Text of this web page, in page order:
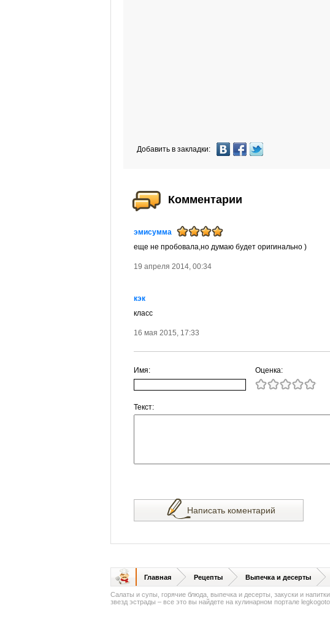
Добавить в закладки:
Комментарии
эмисумма
еще не пробовала,но думаю будет оригинально )
19 апреля 2014, 00:34
кэк
класс
16 мая 2015, 17:33
Имя: Оценка:
Текст:
Написать коментарий
Главная Рецепты Выпечка и десерты
Салаты и супы, горячие блюда, выпечка и десерты, закуски и
звезд эстрады – все это вы найдете на кулинарном портале